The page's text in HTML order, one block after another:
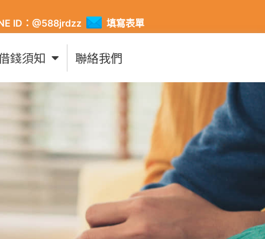
ID：@588jrdzz 填寫表單
錢須知 聯絡我們